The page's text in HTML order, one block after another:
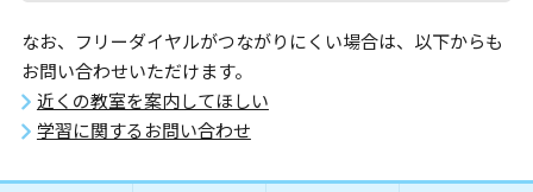
なお、フリーダイヤルがつながりにくい場合は、以下からも
お問い合わせいただけます。
近くの教室を案内してほしい
学習に関するお問い合わせ